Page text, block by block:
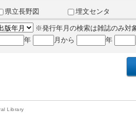
県立長野図
埋文センタ
※発行年月の検索は雑誌のみ対
年
月から 年
Library